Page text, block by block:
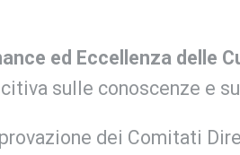
ed Eccellenza delle
sulle conoscenze e
dei Comitati